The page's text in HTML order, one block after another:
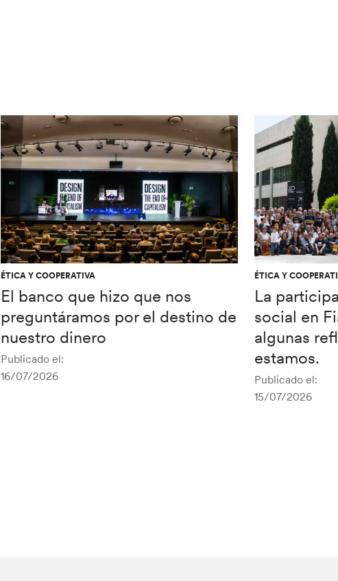
ÉTICA Y COOPERATIVA
El banco que hizo que nos
preguntáramos por el destino de
nuestro dinero
Publicado el:
16/07/2026
ÉTICA Y
La
social en
algunas
estamos.
Publicado el:
15/07/2026